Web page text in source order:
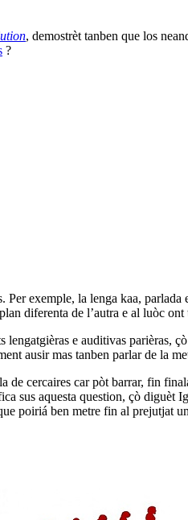
, demostrèt tanben que los
?
Per exemple, la lenga kaa, parlada
diferenta de l’autra e al luòc
lengatgièras e auditivas parièras,
ausir mas tanben parlar de la
cercaires car pòt barrar, fin
sus aquesta question, çò
poiriá ben metre fin al prejutjat